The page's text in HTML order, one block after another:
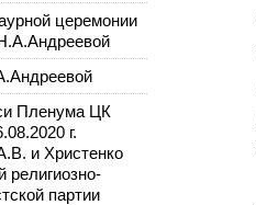
церемонии
Пленума ЦК
г.
и Христенко
религиозно-
партии